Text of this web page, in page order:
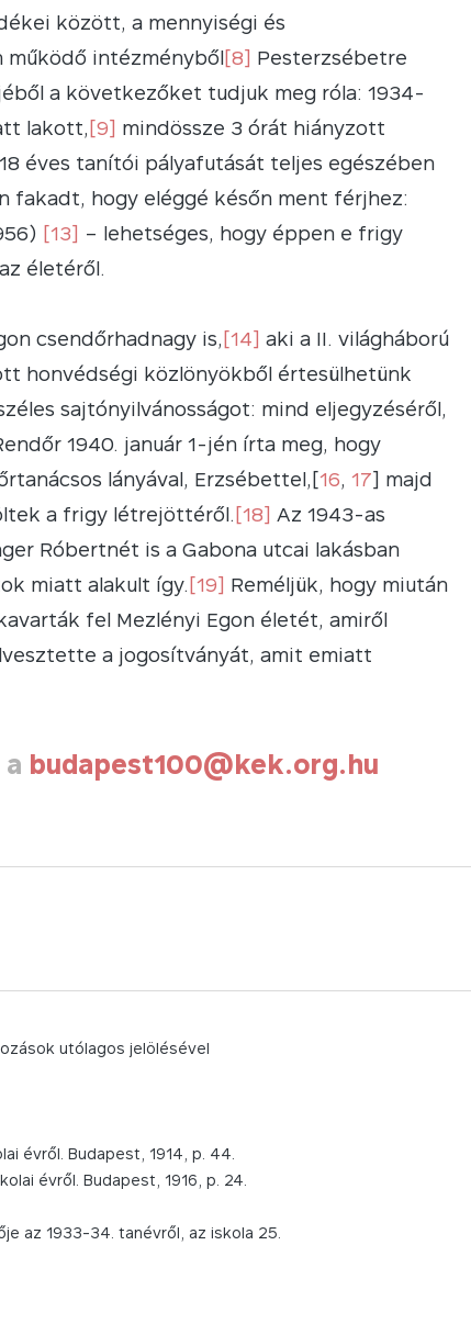
között, a mennyiségi és
működő intézményből[8] Pesterzsébetre
a következőket tudjuk meg róla: 1934-
lakott, [9] mindössze 3 órát hiányzott
éves tanítói pályafutását teljes egészében
fakadt, hogy eléggé későn ment férjhez:
[13] – lehetséges, hogy éppen e frigy
életéről.
csendőrhadnagy is, [14] aki a II. világháború
honvédségi közlönyökből értesülhetünk
sajtónyilvánosságot: mind eljegyzéséről,
1940. január 1-jén írta meg, hogy
lányával, Erzsébettel,[16, 17] majd
a frigy létrejöttéről. [18] Az 1943-as
Róbertnét is a Gabona utcai lakásban
miatt alakult így. [19] Reméljük, hogy miután
fel Mezlényi Egon életét, amiről
a jogosítványát, amit emiatt
budapest100@kek.org.hu
utólagos jelölésével
évről. Budapest, 1914, p. 44.
évről. Budapest, 1916, p. 24.
az 1933-34. tanévről, az iskola 25.